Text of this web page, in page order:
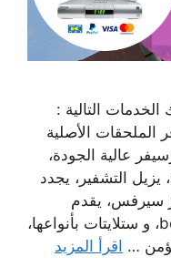
التالية :
الملحقات الأصلية
عالية الجودة،
التشفير، يجدد
سيرفس، يقدم
رسيفر واي فاي، يؤمن رسيفر bein، و ستلايتات بأنواعها،
… اقرأ المزيد